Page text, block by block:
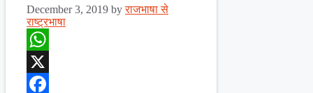
December 3, 2019 byराजभाषा से
राष्ट्रभाषा
WhatsApp
X